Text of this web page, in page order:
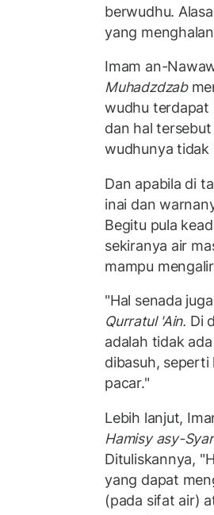
berwudhu.
yang
Imam an-
Muhadzdzab
wudhu terdapat
dan hal
wudhunya tidak
Dan apabila di
inai dan
Begitu pula
sekiranya air
mampu
"Hal senada
Qurratul 'Ain. Di
adalah tidak
dibasuh,
pacar."
Lebih lanjut,
Hamisy asy-
Dituliskannya,
yang dapat
(pada sifat air)